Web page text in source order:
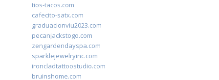
tios-tacos.com
cafecito-satx.com
graduacionviu2023.com
pecanjackstogo.com
zengardendayspa.com
sparklejewelryinc.com
ironcladtattoostudio.com
bruinshome.com